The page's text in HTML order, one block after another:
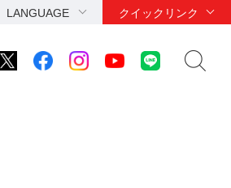
LANGUAGE クイックリンク